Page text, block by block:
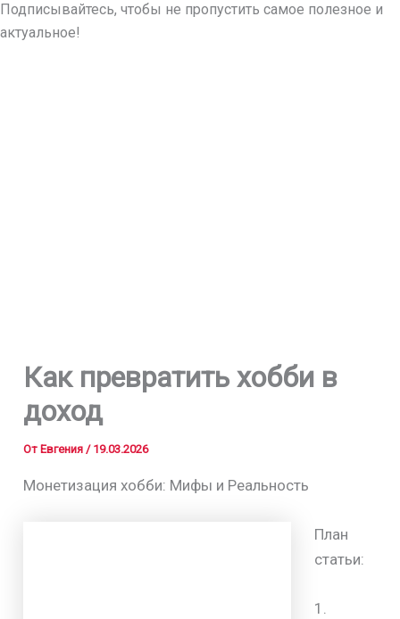
Подписывайтесь, чтобы не пропустить самое полезное и
актуальное!
Как превратить хобби в
доход
От Евгения / 19.03.2026
Монетизация хобби: Мифы и Реальность
План
статьи:
1.